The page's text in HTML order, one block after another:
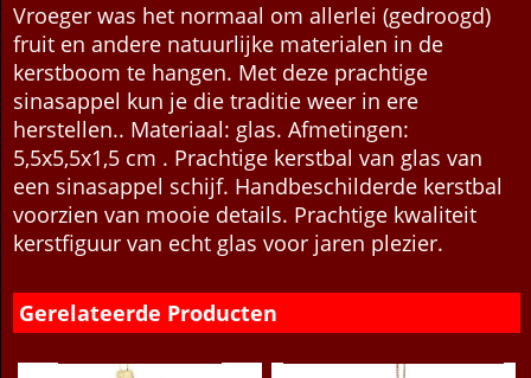
Vroeger was het normaal om allerlei (gedroogd)
fruit en andere natuurlijke materialen in de
kerstboom te hangen. Met deze prachtige
sinasappel kun je die traditie weer in ere
herstellen.. Materiaal: glas. Afmetingen:
5,5x5,5x1,5 cm . Prachtige kerstbal van glas van
een sinasappel schijf. Handbeschilderde kerstbal
voorzien van mooie details. Prachtige kwaliteit
kerstfiguur van echt glas voor jaren plezier.
Gerelateerde Producten